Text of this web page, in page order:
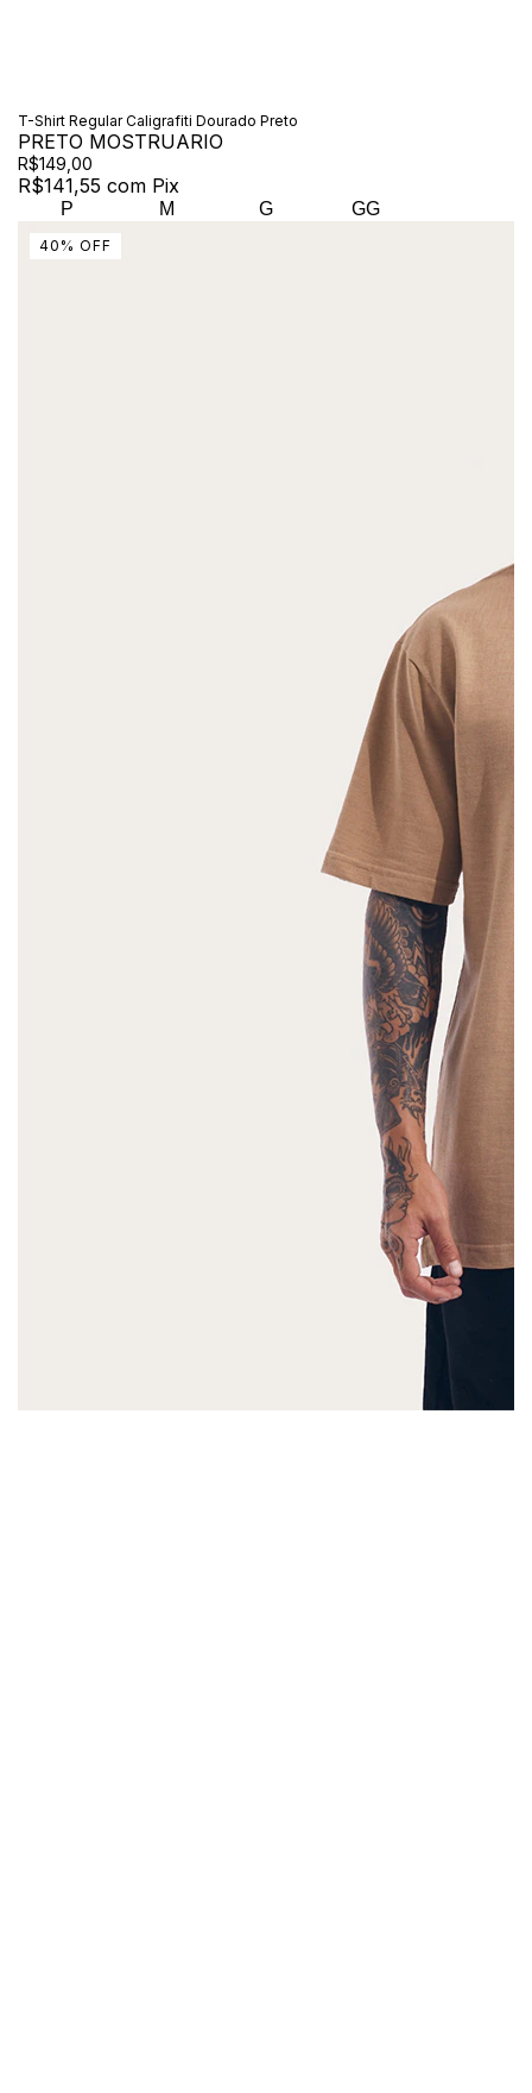
T-Shirt Regular Caligrafiti Dourado Preto
PRETO MOSTRUARIO
R$149,00
R$141,55 com Pix
P M G GG
40 % OFF